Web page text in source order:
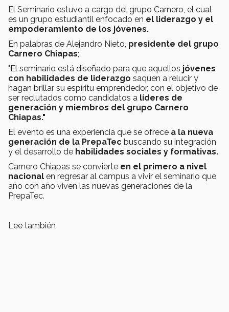
El Seminario estuvo a cargo del grupo Carnero, el cual
es un grupo estudiantil enfocado en el liderazgo y el
empoderamiento de los jóvenes.
En palabras de Alejandro Nieto, presidente del grupo
Carnero Chiapas;
"El seminario está diseñado para que aquellos jóvenes
con habilidades de liderazgo saquen a relucir y
hagan brillar su espíritu emprendedor, con el objetivo de
ser reclutados como candidatos a líderes de
generación y miembros del grupo Carnero
Chiapas."
El evento es una experiencia que se ofrece a la nueva
generación de la PrepaTec buscando su integración
y el desarrollo de habilidades sociales y formativas.
Carnero Chiapas se convierte en el primero a nivel
nacional en regresar al campus a vivir el seminario que
año con año viven las nuevas generaciones de la
PrepaTec.
Lee también